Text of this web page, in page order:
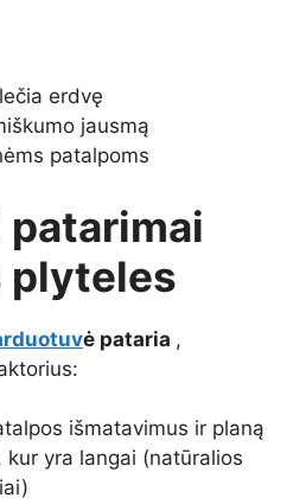
erdvę
jausmą
patalpoms
plyteles
ė pataria ,
išmatavimus ir planą
kur yra langai (natūralios